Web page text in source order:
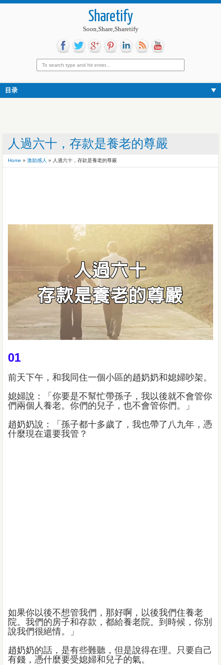
Sharetify
Soon,Share,Sharetify
目录
人過六十，存款是養老的尊嚴
Home » 激励感人 » 人過六十，存款是養老的尊嚴
01
前天下午，和我同住一個小區的趙奶奶和媳婦吵架。
媳婦說：「你要是不幫忙帶孫子，我以後就不會管你
們兩個人養老。你們的兒子，也不會管你們。」
趙奶奶說：「孫子都十多歲了，我也帶了八九年，憑
什麼現在還要我管？
如果你以後不想管我們，那好啊，以後我們住養老
院。我們的房子和存款，都給養老院。到時候，你別
說我們很絕情。」
趙奶奶的話，是有些難聽，但是說得在理。只要自己
有錢，憑什麼要受媳婦和兒子的氣。